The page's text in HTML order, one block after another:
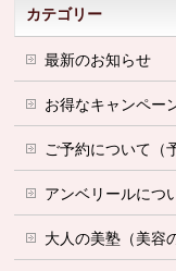
カテゴリー
最新のお知らせ
お得なキャンペー
ご予約について（
アンベリールにつ
大人の美塾（美容